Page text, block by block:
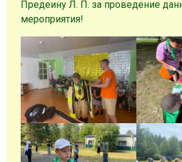
Предеину Л. П. за проведение
мероприятия!